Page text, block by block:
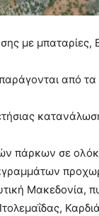
με μπαταρίες,
από
πάρκων σε
Μακεδονία,